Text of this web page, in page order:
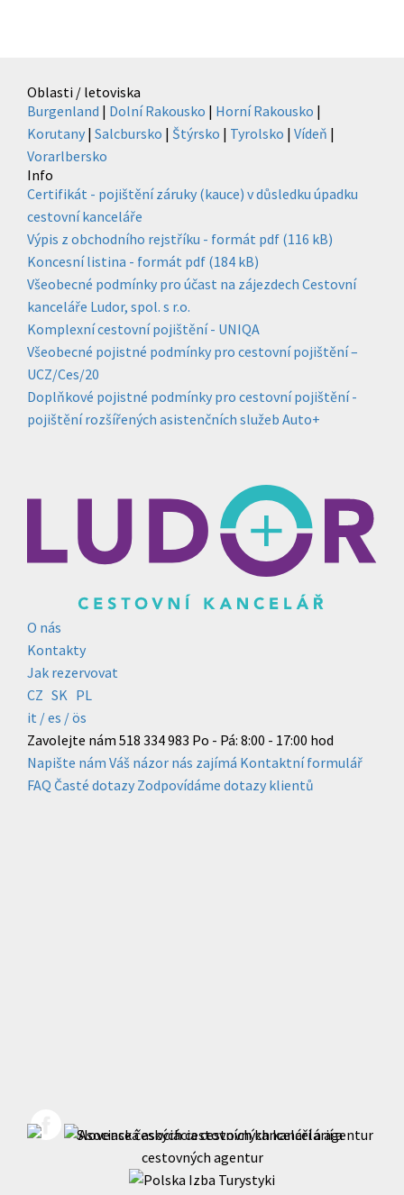
Oblasti / letoviska
Burgenland | Dolní Rakousko | Horní Rakousko |
Korutany | Salcbursko | Štýrsko | Tyrolsko | Vídeň |
Vorarlbersko
Info
Certifikát - pojištění záruky (kauce) v důsledku úpadku
cestovní kanceláře
Výpis z obchodního rejstříku - formát pdf (116 kB)
Koncesní listina - formát pdf (184 kB)
Všeobecné podmínky pro účast na zájezdech Cestovní
kanceláře Ludor, spol. s r.o.
Komplexní cestovní pojištění - UNIQA
Všeobecné pojistné podmínky pro cestovní pojištění –
UCZ/Ces/20
Doplňkové pojistné podmínky pro cestovní pojištění -
pojištění rozšířených asistenčních služeb Auto+
O nás
Kontakty
Jak rezervovat
CZ SK PL
it /es / ös
Zavolejte nám 518 334 983 Po - Pá: 8:00 - 17:00 hod
Napište nám Váš názor nás zajímá Kontaktní formulář
FAQ Časté dotazy Zodpovídáme dotazy klientů